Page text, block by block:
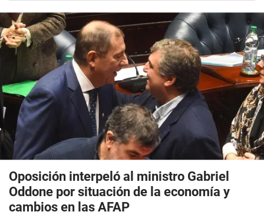
Oposición interpeló al ministro Gabriel
Oddone por situación de la economía y
cambios en las AFAP